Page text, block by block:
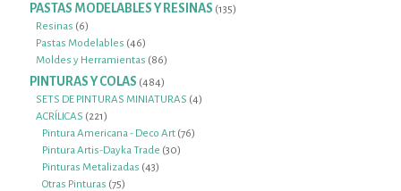
PASTAS MODELABLES Y RESINAS 135135
Resinas 66
productos
Pastas Modelables 4646
productos
Moldes y Herramientas 8686
PINTURAS Y COLAS 484484
productos
SETS DE PINTURAS MINIATURAS 44
ACRÍLICAS 221221
productos
Pintura Americana - Deco Art 7676
Pintura Artis-Dayka Trade 3030
Pinturas Metalizadas 4343
Otras Pinturas 7575